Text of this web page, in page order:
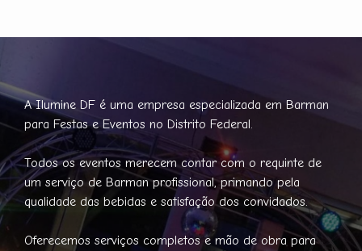
A Ilumine DF é uma empresa especializada em Barman
para Festas e Eventos no Distrito Federal.
Todos os eventos merecem contar com o requinte de
um serviço de Barman profissional, primando pela
qualidade das bebidas e satisfação dos convidados.
Oferecemos serviços completos e mão de obra para